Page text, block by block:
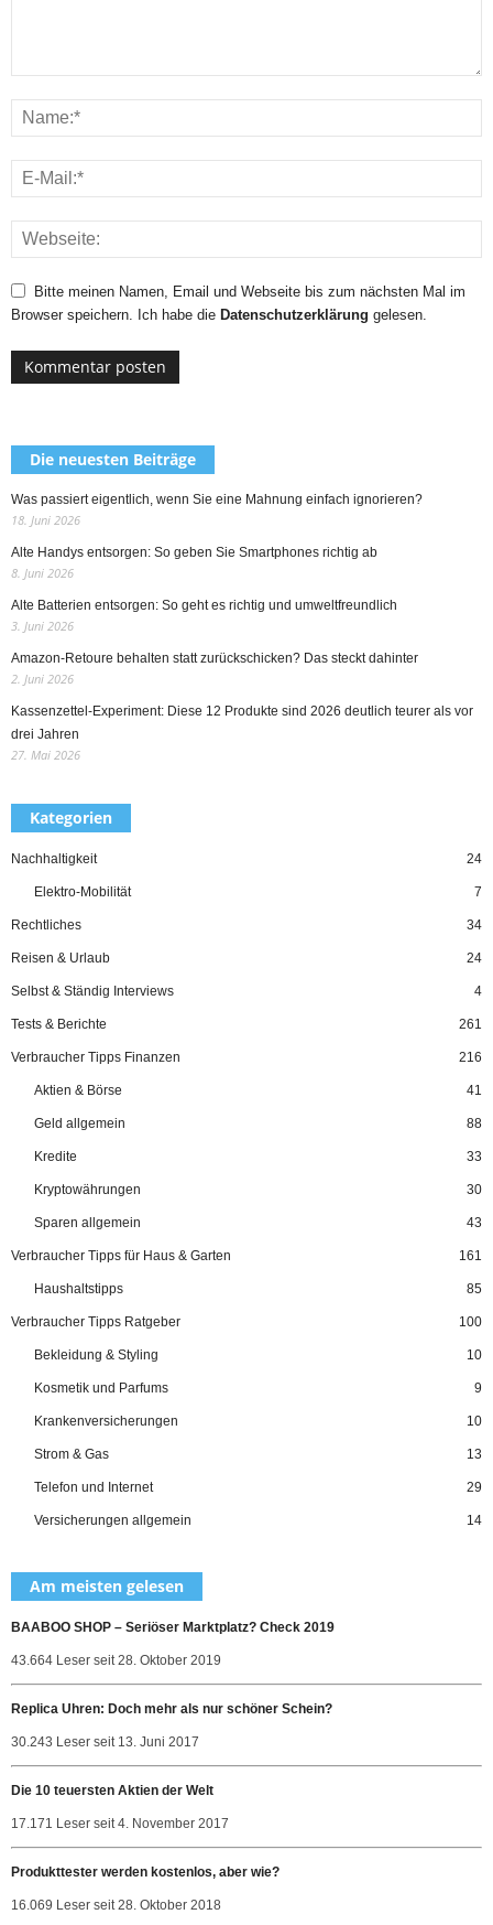
Bitte meinen Namen, Email und Webseite bis zum nächsten Mal im
Browser speichern. Ich habe die Datenschutzerklärung gelesen.
Die neuesten Beiträge
Was passiert eigentlich, wenn Sie eine Mahnung einfach ignorieren?
18. Juni 2026
Alte Handys entsorgen: So geben Sie Smartphones richtig ab
8. Juni 2026
Alte Batterien entsorgen: So geht es richtig und umweltfreundlich
3. Juni 2026
Amazon-Retoure behalten statt zurückschicken? Das steckt dahinter
2. Juni 2026
Kassenzettel-Experiment: Diese 12 Produkte sind 2026 deutlich teurer als vor
drei Jahren
27. Mai 2026
Kategorien
Nachhaltigkeit 24
Elektro-Mobilität 7
Rechtliches 34
Reisen & Urlaub 24
Selbst & Ständig Interviews 4
Tests & Berichte 261
Verbraucher Tipps Finanzen 216
Aktien & Börse 41
Geld allgemein 88
Kredite 33
Kryptowährungen 30
Sparen allgemein 43
Verbraucher Tipps für Haus & Garten 161
Haushaltstipps 85
Verbraucher Tipps Ratgeber 100
Bekleidung & Styling 10
Kosmetik und Parfums 9
Krankenversicherungen 10
Strom & Gas 13
Telefon und Internet 29
Versicherungen allgemein 14
Am meisten gelesen
BAABOO SHOP – Seriöser Marktplatz? Check 2019
43.664 Leser seit 28. Oktober 2019
Replica Uhren: Doch mehr als nur schöner Schein?
30.243 Leser seit 13. Juni 2017
Die 10 teuersten Aktien der Welt
17.171 Leser seit 4. November 2017
Produkttester werden kostenlos, aber wie?
16.069 Leser seit 28. Oktober 2018